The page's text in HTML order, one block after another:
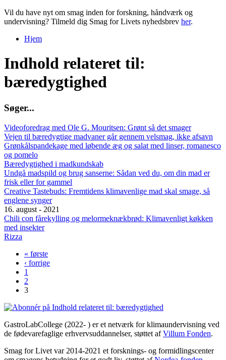
Vil du have nyt om smag inden for forskning, håndværk og
undervisning? Tilmeld dig Smag for Livets nyhedsbrev her.
Hjem
Indhold relateret til:
bæredygtighed
Søger...
Videoforedrag med Ole G. Mouritsen: Grønt så det smager
Vejen til bæredygtige madvaner går gennem velsmag, ikke afsavn
Grønkålspandekage med løbende æg og salat med linser, romanesco
og pomelo
Bæredygtighed i madkundskab
Undgå madspild og brug sanserne: Sådan ved du, om din mad er
frisk eller for gammel
Creative Tastebuds: Fremtidens klimavenlige mad skal smage, så
englene synger
16. august - 2021
Chili con fårekylling og melormeknækbrød: Klimavenligt køkken
med insekter
Rizza
Sider« første
‹ forrige
1
2
3
GastroLabCollege (2022- ) er et netværk for klimaundervisning ved
de fødevarefaglige erhvervsuddannelser, støttet afVillum Fonden.
Smag for Livet var 2014-2021 et forsknings- og formidlingscenter